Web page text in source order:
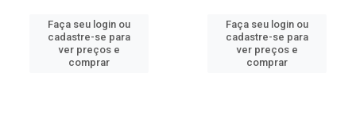
Faça seu login ou
cadastre-se para
ver preços e
comprar
Faça seu login ou
cadastre-se para
ver preços e
comprar